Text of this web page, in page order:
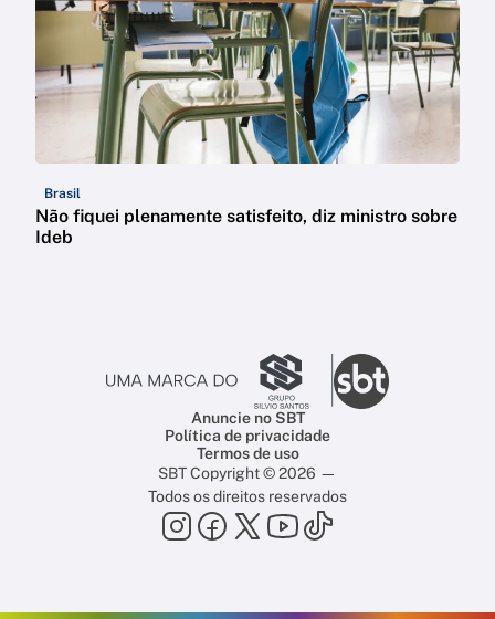
Brasil
Não fiquei plenamente satisfeito, diz ministro sobre
Ideb
Anuncie no SBT
Política de privacidade
Termos de uso
SBT Copyright © 2026 —
Todos os direitos reservados